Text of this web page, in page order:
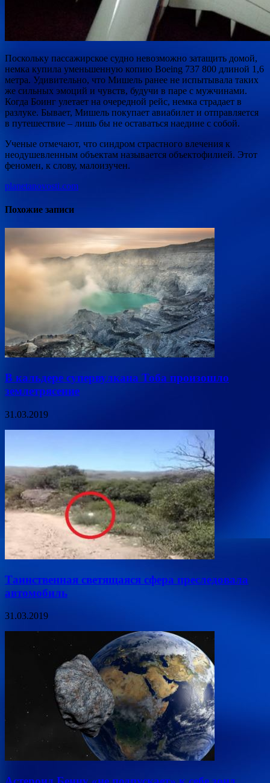
Поскольку пассажирское судно невозможно затащить домой,
немка купила уменьшенную копию Boeing 737 800 длиной 1,6
метра. Удивительно, что Мишель ранее не испытывала таких
же сильных эмоций и чувств, будучи в паре с мужчинами.
Когда Боинг улетает на очередной рейс, немка страдает в
разлуке. Бывает, Мишель покупает авиабилет и отправляется
в путешествие – лишь бы не оставаться наедине с собой.
Ученые отмечают, что синдром страстного влечения к
неодушевленным объектам называется объектофилией. Этот
феномен, к слову, малоизучен.
planetanovosti.com
Похожие записи
В кальдере супервулкана Тоба произошло
землетрясение
31.03.2019
Таинственная светящаяся сфера преследовала
автомобиль
31.03.2019